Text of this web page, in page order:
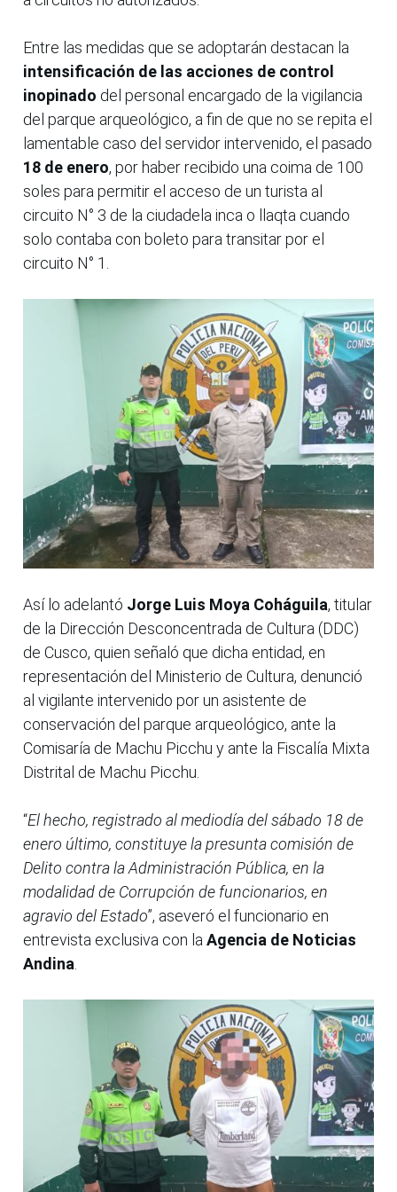
Entre las medidas que se adoptarán destacan la
intensificación de las acciones de control
inopinado del personal encargado de la vigilancia
del parque arqueológico, a fin de que no se repita el
lamentable caso del servidor intervenido, el pasado
18 de enero, por haber recibido una coima de 100
soles para permitir el acceso de un turista al
circuito N° 3 de la ciudadela inca o llaqta cuando
solo contaba con boleto para transitar por el
circuito N° 1.
Así lo adelantó Jorge Luis Moya Coháguila, titular
de la Dirección Desconcentrada de Cultura (DDC)
de Cusco, quien señaló que dicha entidad, en
representación del Ministerio de Cultura, denunció
al vigilante intervenido por un asistente de
conservación del parque arqueológico, ante la
Comisaría de Machu Picchu y ante la Fiscalía Mixta
Distrital de Machu Picchu.
“El hecho, registrado al mediodía del sábado 18 de
enero último, constituye la presunta comisión de
Delito contra la Administración Pública, en la
modalidad de Corrupción de funcionarios, en
agravio del Estado”, aseveró el funcionario en
entrevista exclusiva con la Agencia de Noticias
Andina